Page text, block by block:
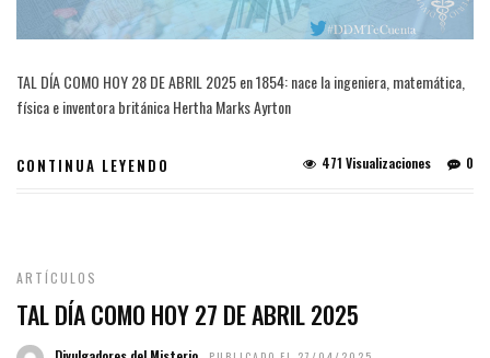
TAL DÍA COMO HOY 28 DE ABRIL 2025 en 1854: nace la ingeniera, matemática,
física e inventora británica Hertha Marks Ayrton
CONTINUA LEYENDO 0
471 Visualizaciones
ARTÍCULOS
TAL DÍA COMO HOY 27 DE ABRIL 2025